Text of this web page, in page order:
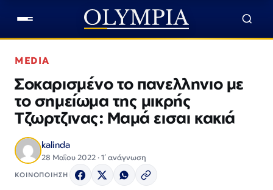
MEDIA
Σοκαρισμένο το πανελληνιο με
το σημείωμα της μικρής
Τζωρτζινας: Μαμά εισαι κακιά
kalinda
28 Μαΐου 2022 · 1΄ ανάγνωση
ΚΟΙΝΟΠΟΙΗΣΗ